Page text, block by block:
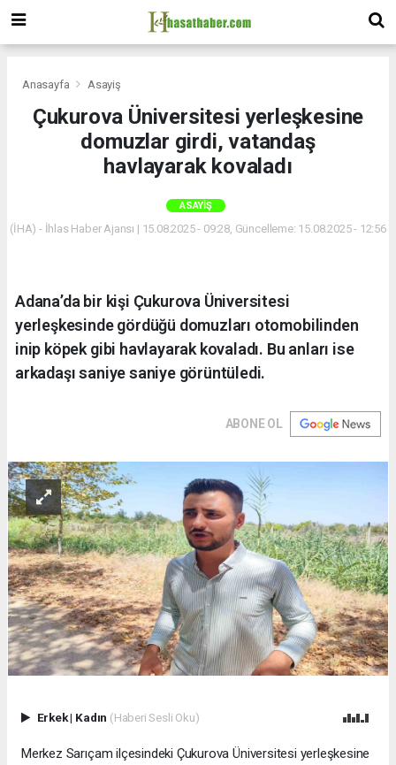
Anasayfa Asayiş
Çukurova Üniversitesi yerleşkesine
domuzlar girdi, vatandaş
havlayarak kovaladı
ASAYIŞ
(İHA) - İhlas Haber Ajansı | 15.08.2025 - 09:28, Güncelleme: 15.08.2025 - 12:56
Adana’da bir kişi Çukurova Üniversitesi
yerleşkesinde gördüğü domuzları otomobilinden
inip köpek gibi havlayarak kovaladı. Bu anları ise
arkadaşı saniye saniye görüntüledi.
ABONE OL
Erkek| Kadın (Haberi Sesli Oku)
Merkez Sarıçam ilçesindeki Çukurova Üniversitesi yerleşkesine